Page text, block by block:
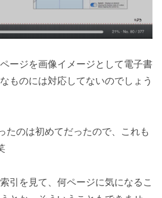
ージを画像イメージとして電子書
ものには対応してないのでしょう
たのは初めてだったので、これも
引を見て、何ページに気になるこ